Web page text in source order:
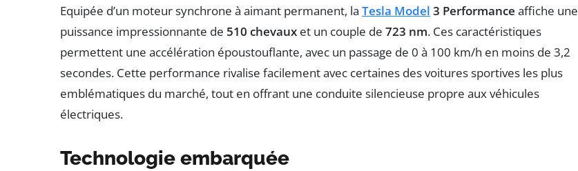
Equipée d’un moteur synchrone à aimant permanent, la Tesla Model 3 Performance affiche une
puissance impressionnante de 510 chevaux et un couple de 723 nm. Ces caractéristiques
permettent une accélération époustouflante, avec un passage de 0 à 100 km/h en moins de 3,2
secondes. Cette performance rivalise facilement avec certaines des voitures sportives les plus
emblématiques du marché, tout en offrant une conduite silencieuse propre aux véhicules
électriques.
Technologie embarquée